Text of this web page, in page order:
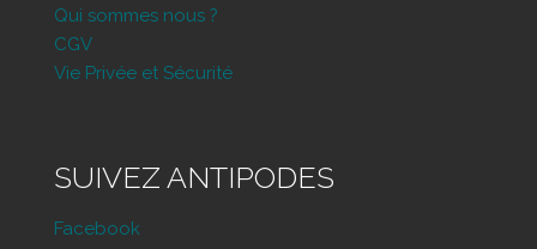
Qui sommes nous ?
CGV
Vie Privée et Sécurité
SUIVEZ ANTIPODES
Facebook